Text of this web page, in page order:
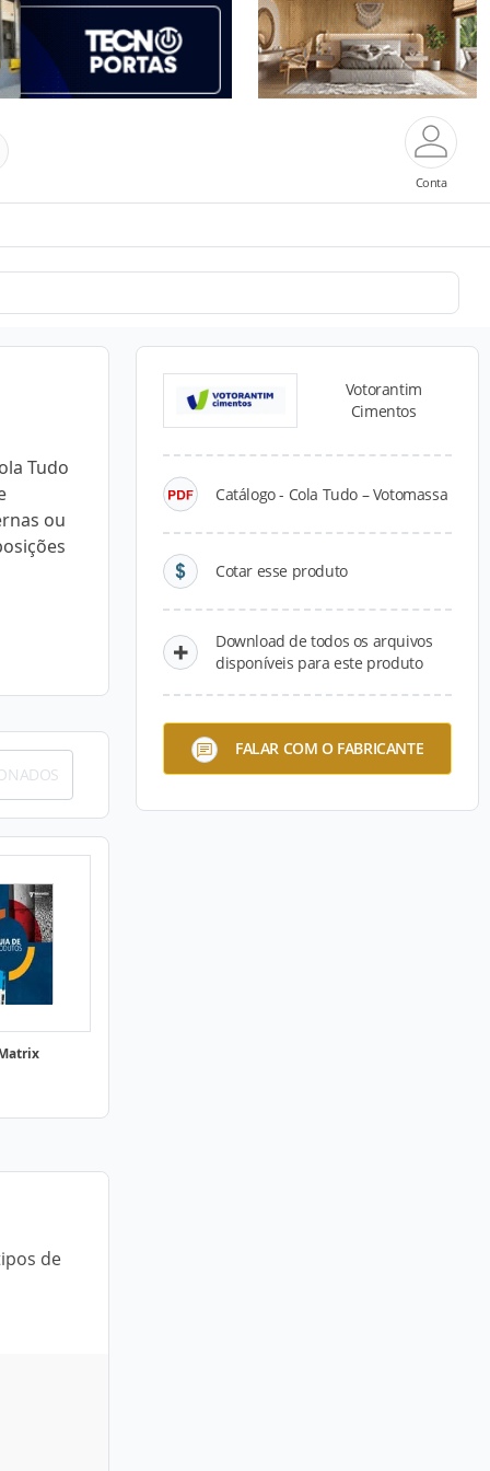
Conta
Tudo
ou
Votorantim
Cimentos
Catálogo - Cola Tudo – Votomassa
Cotar esse produto
Download de todos os arquivos
disponíveis para este produto
FALAR COM O FABRICANTE
de